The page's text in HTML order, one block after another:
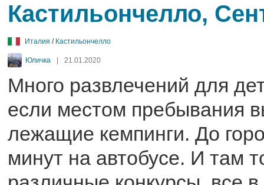
Кастильончелло,
Италия / Кастильончелло
Юличка 21.01.2020
Много развлечений для
если местом пребывания
лежащие кемпинги. До
минут на автобусе. И там